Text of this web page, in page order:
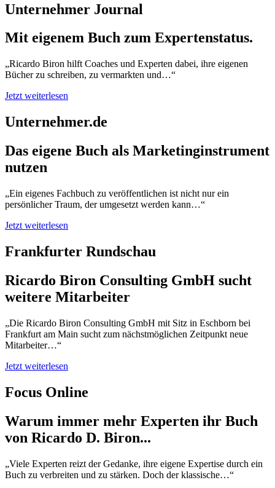
Unternehmer Journal
Mit eigenem Buch zum Expertenstatus.
„Ricardo Biron hilft Coaches und Experten dabei, ihre eigenen
Bücher zu schreiben, zu vermarkten und…“
Jetzt weiterlesen
Unternehmer.de
Das eigene Buch als Marketinginstrument
nutzen
„Ein eigenes Fachbuch zu veröffentlichen ist nicht nur ein
persönlicher Traum, der umgesetzt werden kann…“
Jetzt weiterlesen
Frankfurter Rundschau
Ricardo Biron Consulting GmbH sucht
weitere Mitarbeiter
„Die Ricardo Biron Consulting GmbH mit Sitz in Eschborn bei
Frankfurt am Main sucht zum nächstmöglichen Zeitpunkt neue
Mitarbeiter…“
Jetzt weiterlesen
Focus Online
Warum immer mehr Experten ihr Buch
von Ricardo D. Biron...
„Viele Experten reizt der Gedanke, ihre eigene Expertise durch ein
Buch zu verbreiten und zu stärken. Doch der klassische…“